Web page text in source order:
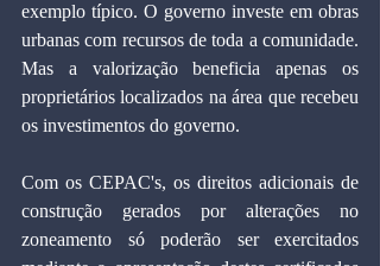
exemplo típico. O governo investe em obras
urbanas com recursos de toda a comunidade.
Mas a valorização beneficia apenas os
proprietários localizados na área que recebeu
os investimentos do governo.
Com os CEPAC's, os direitos adicionais de
construção gerados por alterações no
zoneamento só poderão ser exercitados